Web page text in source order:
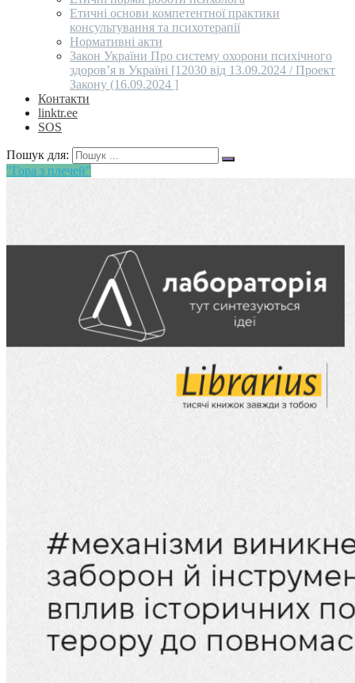
Етичні основи компетентної практики
консультування та психотерапії
Нормативні акти
Закон України Про систему охорони психічного
здоров’я в Україні [12030 від 13.09.2024 / Проект
Закону (16.09.2024 ]
Контакти
linktr.ee
SOS
Пошук для:
"Гора з плечей"